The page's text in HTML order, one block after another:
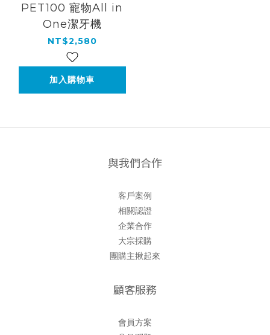
PET100 寵物All in
One潔牙機
NT$2,580
加入購物車
與我們合作
客戶案例
相關認證
企業合作
大宗採購
團購主揪起來
顧客服務
會員方案